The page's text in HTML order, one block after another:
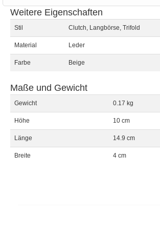
Weitere Eigenschaften
Stil Clutch, Langbörse, Trifold
Material Leder
Farbe Beige
Maße und Gewicht
Gewicht 0.17 kg
Höhe 10 cm
Länge 14.9 cm
Breite 4 cm